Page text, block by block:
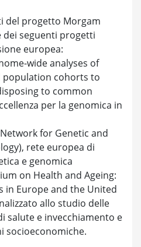
del progetto Morgam
seguenti progetti
europea:
wide analyses of
population cohorts to
to common
per la genomica in
for Genetic and
rete europea di
e genomica
on Health and Ageing:
in Europe and the United
allo studio delle
salute e invecchiamento e
socioeconomiche.